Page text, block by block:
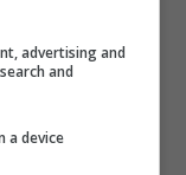
scopre
advertising and
and
a device